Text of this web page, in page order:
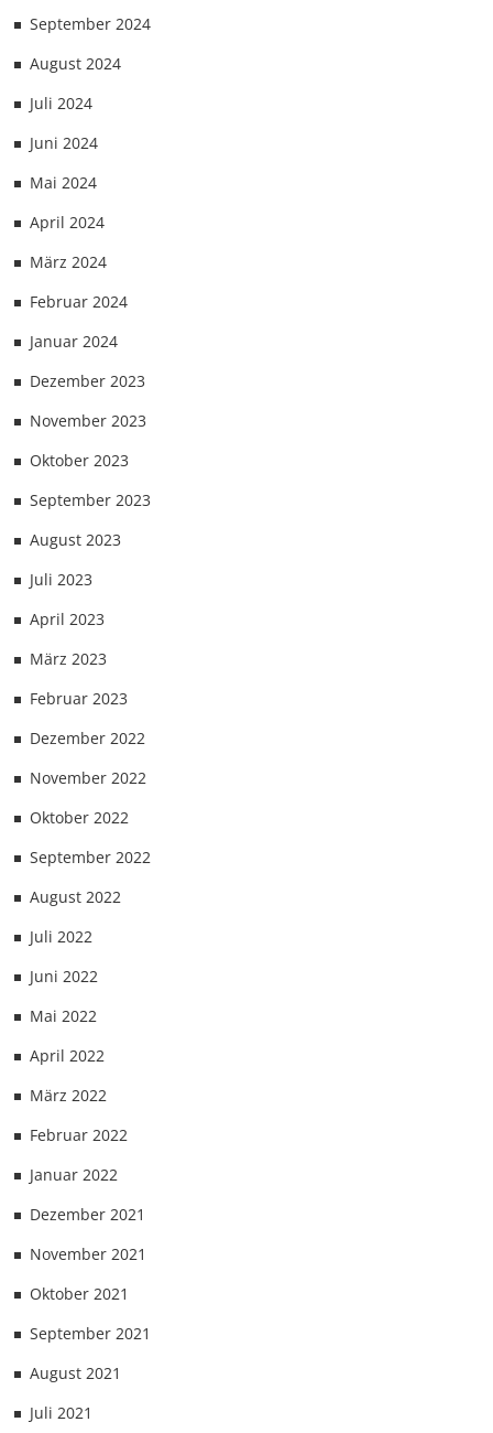
September 2024
August 2024
Juli 2024
Juni 2024
Mai 2024
April 2024
März 2024
Februar 2024
Januar 2024
Dezember 2023
November 2023
Oktober 2023
September 2023
August 2023
Juli 2023
April 2023
März 2023
Februar 2023
Dezember 2022
November 2022
Oktober 2022
September 2022
August 2022
Juli 2022
Juni 2022
Mai 2022
April 2022
März 2022
Februar 2022
Januar 2022
Dezember 2021
November 2021
Oktober 2021
September 2021
August 2021
Juli 2021